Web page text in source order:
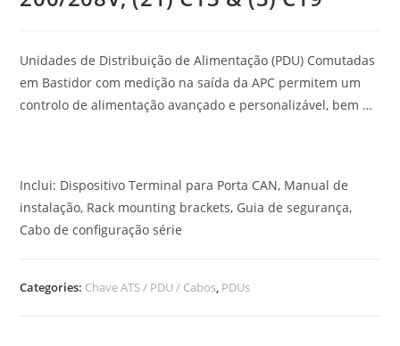
Unidades de Distribuição de Alimentação (PDU) Comutadas
em Bastidor com medição na saída da APC permitem um
controlo de alimentação avançado e personalizável, bem …
Inclui: Dispositivo Terminal para Porta CAN, Manual de
instalação, Rack mounting brackets, Guia de segurança,
Cabo de configuração série
Categories: Chave ATS / PDU / Cabos, PDUs